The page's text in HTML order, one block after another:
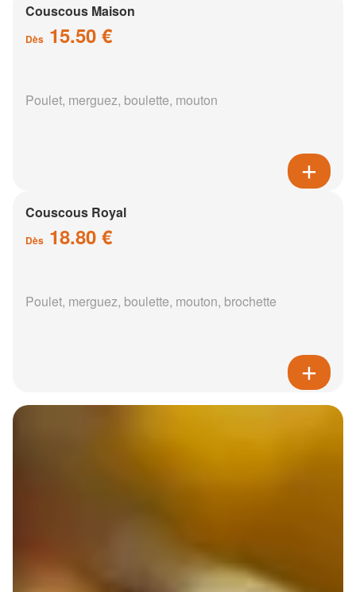
Couscous Maison
Dès 15.50 €
Poulet, merguez, boulette, mouton
Couscous Royal
Dès 18.80 €
Poulet, merguez, boulette, mouton, brochette